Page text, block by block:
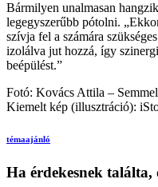
Bármilyen unalmasan
legegyszerűbb pótolni.
szívja fel a számára
izolálva jut hozzá, így
beépülést.”
Fotó: Kovács Attila –
Kiemelt kép (illusztráció):
témaajánló
Ha érdekesnek találta,